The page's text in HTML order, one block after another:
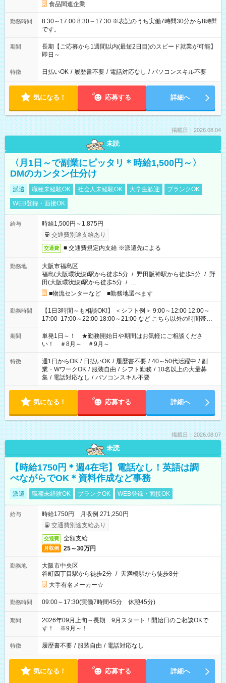
食品関連企業
勤務時間
8:30～17:00 8:30～17:30 ※表記のうち実働7時間30分から8時間
です。
期間
長期【ご応募から1週間以内(最短2日目)のスピード就業が可能】
即日～
特徴 日払いOK / 履歴書不要 / 電話対応なし / パソコンスキル不要
気になる！ 応募する 詳細へ
掲載日：2026.08.04
未読
〈月1日～で副業にピッタリ＊時給1,500円～〉
DMのカンタン仕分け
派遣 職種未経験OK 社会人未経験OK 大学生歓迎
ブランクOK
WEB登録・面接OK
給与
時給1,500円～1,875円
交通費別途支給あり
交通費 ■ 交通費規定内支給 ※派遣先による
勤務地
大阪市福島区
福島(大阪環状線)駅から徒歩5分 / 野田阪神駅から徒歩5分 / 野
田(大阪環状線)駅から徒歩5分 / …
■物流センターなど ■勤務地選べます
勤務時間
【1日3時間～も相談OK!】 ＜シフト例＞ 9:00～12:00 12:00～
17:00 17:00～22:00 18:00～21:00 など こちら以外の時間帯も
お気軽にご相談ください！
期間
単発1日～！ ★勤務開始日や期間はお気軽にご相談くださ
い！ ＃8月～ ＃9月～
特徴 週1日からOK / 日払いOK / 履歴書不要 / 40～50代活躍中 / 副
業・WワークOK / 服装自由 / シフト勤務 / 10名以上の大量募
集 / 電話対応なし / パソコンスキル不要
気になる！ 応募する 詳細へ
掲載日：2026.08.07
未読
【時給1750円＊週4在宅】電話なし！英語は調
べながらでOK＊資料作成など事務
派遣 職種未経験OK ブランクOK WEB登録・面接OK
給与
時給1750円 月収例 271,250円
交通費別途支給あり
交通費 全額支給
月収例 25～30万円
勤務地
大阪市中央区
谷町四丁目駅から徒歩2分 / 天満橋駅から徒歩8分
大手有名メーカー☆
勤務時間 09:00～17:30(実働7時間45分 休憩45分)
期間
2026年09月上旬～長期 9月スタート！開始日のご相談OKで
す！ ※9月～！
特徴 履歴書不要 / 服装自由 / 電話対応なし
気になる！ 応募する 詳細へ